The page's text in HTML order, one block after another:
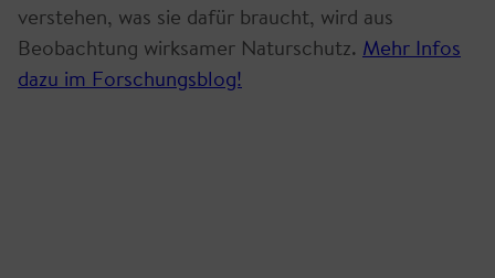
verstehen, was sie dafür braucht, wird aus
Beobachtung wirksamer Naturschutz. Mehr Infos
dazu im Forschungsblog!